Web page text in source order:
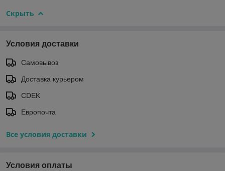
Скрыть
Условия доставки
Самовывоз
Доставка курьером
CDEK
Европочта
Все условия доставки
Условия оплаты